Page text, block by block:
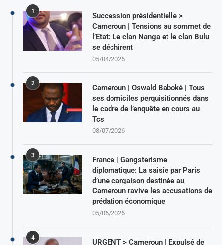
1
Succession présidentielle >
Cameroun | Tensions au sommet de
l’Etat: Le clan Nanga et le clan Bulu
se déchirent
05/04/2026
2
Cameroun | Oswald Baboké | Tous
ses domiciles perquisitionnés dans
le cadre de l’enquête en cours au
Tcs
08/07/2026
3
France | Gangsterisme
diplomatique: La saisie par Paris
d’une cargaison destinée au
Cameroun ravive les accusations de
prédation économique
05/06/2026
4 URGENT > Cameroun | Expulsé de